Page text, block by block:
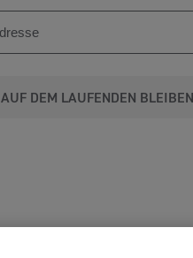
AUF DEM LAUFENDEN BLEIBEN